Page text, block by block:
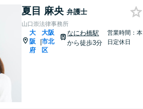
夏目 麻央 弁護士
山口崇法律事務所
大
阪
府
|
大阪
市北
区
なにわ橋駅
から徒歩3分
営業時間：本
日定休日